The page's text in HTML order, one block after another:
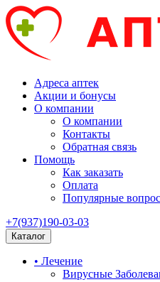
Адреса аптек
Акции и бонусы
О компании
О компании
Контакты
Обратная связь
Помощь
Как заказать
Оплата
Популярные
+7(937)190-03-03
Каталог
• Лечение
Вирусные